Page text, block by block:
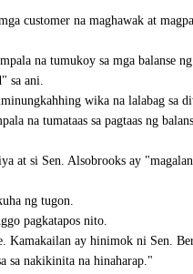
customer na maghawak at
na tumukoy sa mga balanse ng
sa ani.
wika na lalabag sa
na tumataas sa pagtaas ng
at si Sen. Alsobrooks ay
ng tugon.
pagkatapos nito.
Kamakailan ay hinimok ni Sen.
sa nakikinita na hinaharap."